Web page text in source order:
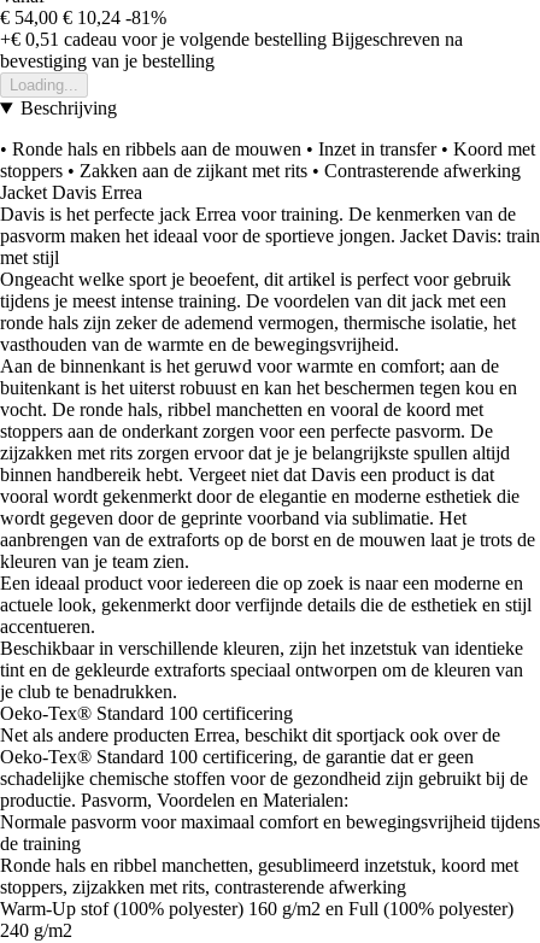
€ 54,00 € 10,24 -81%
+€ 0,51 cadeau voor je volgende bestelling Bijgeschreven na
bevestiging van je bestelling
Loading...
Beschrijving
• Ronde hals en ribbels aan de mouwen • Inzet in transfer • Koord met
stoppers • Zakken aan de zijkant met rits • Contrasterende afwerking
Jacket Davis Errea
Davis is het perfecte jack Errea voor training. De kenmerken van de
pasvorm maken het ideaal voor de sportieve jongen. Jacket Davis: train
met stijl
Ongeacht welke sport je beoefent, dit artikel is perfect voor gebruik
tijdens je meest intense training. De voordelen van dit jack met een
ronde hals zijn zeker de ademend vermogen, thermische isolatie, het
vasthouden van de warmte en de bewegingsvrijheid.
Aan de binnenkant is het geruwd voor warmte en comfort; aan de
buitenkant is het uiterst robuust en kan het beschermen tegen kou en
vocht. De ronde hals, ribbel manchetten en vooral de koord met
stoppers aan de onderkant zorgen voor een perfecte pasvorm. De
zijzakken met rits zorgen ervoor dat je je belangrijkste spullen altijd
binnen handbereik hebt. Vergeet niet dat Davis een product is dat
vooral wordt gekenmerkt door de elegantie en moderne esthetiek die
wordt gegeven door de geprinte voorband via sublimatie. Het
aanbrengen van de extraforts op de borst en de mouwen laat je trots de
kleuren van je team zien.
Een ideaal product voor iedereen die op zoek is naar een moderne en
actuele look, gekenmerkt door verfijnde details die de esthetiek en stijl
accentueren.
Beschikbaar in verschillende kleuren, zijn het inzetstuk van identieke
tint en de gekleurde extraforts speciaal ontworpen om de kleuren van
je club te benadrukken.
Oeko-Tex® Standard 100 certificering
Net als andere producten Errea, beschikt dit sportjack ook over de
Oeko-Tex® Standard 100 certificering, de garantie dat er geen
schadelijke chemische stoffen voor de gezondheid zijn gebruikt bij de
productie. Pasvorm, Voordelen en Materialen:
Normale pasvorm voor maximaal comfort en bewegingsvrijheid tijdens
de training
Ronde hals en ribbel manchetten, gesublimeerd inzetstuk, koord met
stoppers, zijzakken met rits, contrasterende afwerking
Warm-Up stof (100% polyester) 160 g/m2 en Full (100% polyester)
240 g/m2